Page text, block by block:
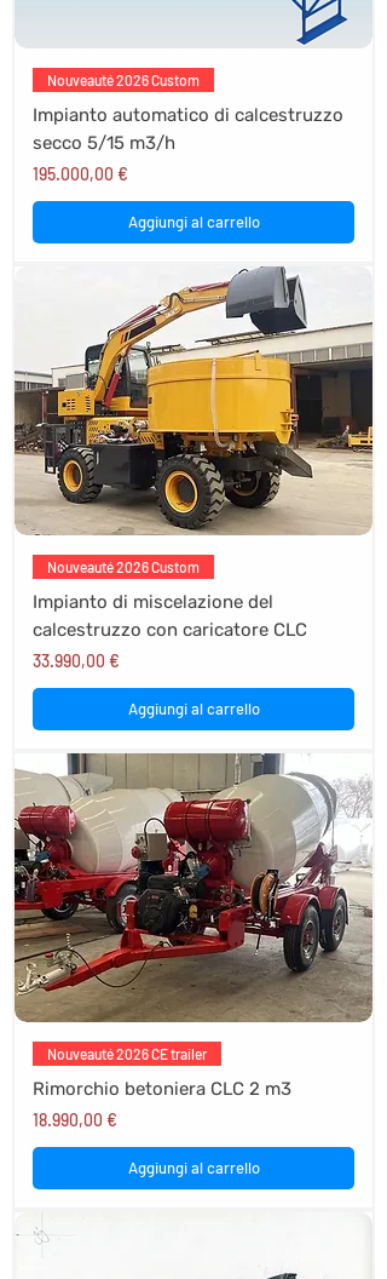
Nouveauté 2026 Custom
Impianto automatico di calcestruzzo
secco 5/15 m3/h
Prezzo
195.000,00 €
Aggiungi al carrello
Nouveauté 2026 Custom
Impianto di miscelazione del
calcestruzzo con caricatore CLC
Prezzo
33.990,00 €
Aggiungi al carrello
Nouveauté 2026 CE trailer
Rimorchio betoniera CLC 2 m3
Prezzo
18.990,00 €
Aggiungi al carrello